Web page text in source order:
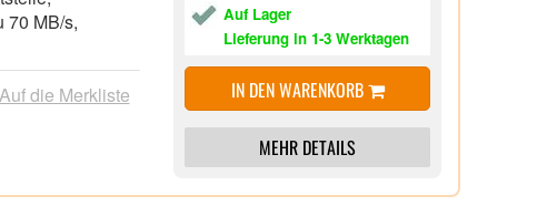
70 MB/s,
Auf die Merkliste
Auf Lager
Lieferung in 1-3 Werktagen
IN DEN WARENKORB
MEHR DETAILS